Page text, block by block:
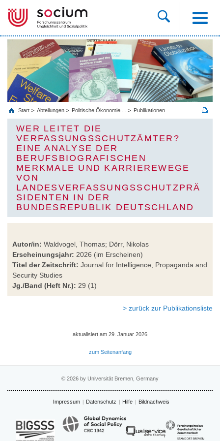
Start Abteilungen Politische Ökonomie ... Publikationen
WER LEITET DIE
VERFASSUNGSSCHUTZÄMTER?
EINE ANALYSE DER
BERUFSBIOGRAFISCHEN
MERKMALE UND KARRIEREWEGE
VON
LANDESVERFASSUNGSSCHUTZPRÄ
SIDENTEN IN DER
BUNDESREPUBLIK DEUTSCHLAND
Autor/in: Waldvogel, Thomas; Dörr, Nikolas
Erscheinungsjahr: 2026 (im Erscheinen)
Titel der Zeitschrift: Journal for Intelligence, Propaganda and
Security Studies
Jg./Band (Heft Nr.): 29 (1)
> zurück zur Publikationsliste
aktualisiert am 29. Januar 2026
zum Seitenanfang
© 2026 by Universität Bremen, Germany
Impressum Datenschutz Hilfe Bildnachweis